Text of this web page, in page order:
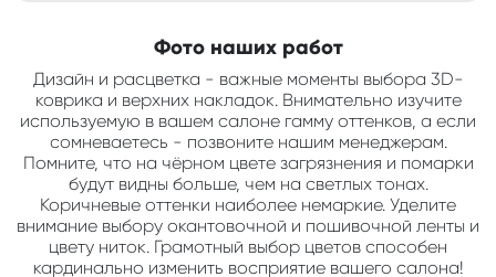
Фото наших работ
Дизайн и расцветка - важные моменты выбора 3D-
коврика и верхних накладок. Внимательно изучите
используемую в вашем салоне гамму оттенков, а если
сомневаетесь - позвоните нашим менеджерам.
Помните, что на чёрном цвете загрязнения и помарки
будут видны больше, чем на светлых тонах.
Коричневые оттенки наиболее немаркие. Уделите
внимание выбору окантовочной и пошивочной ленты и
цвету ниток. Грамотный выбор цветов способен
кардинально изменить восприятие вашего салона!